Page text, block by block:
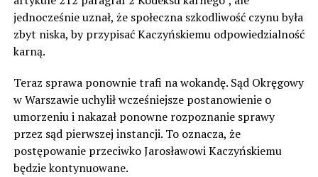
jednocześnie uznał, że społeczna szkodliwość czynu była
zbyt niska, by przypisać Kaczyńskiemu odpowiedzialność
karną.
Teraz sprawa ponownie trafi na wokandę. Sąd Okręgowy
w Warszawie uchylił wcześniejsze postanowienie o
umorzeniu i nakazał ponowne rozpoznanie sprawy
przez sąd pierwszej instancji. To oznacza, że
postępowanie przeciwko Jarosławowi Kaczyńskiemu
będzie kontynuowane.